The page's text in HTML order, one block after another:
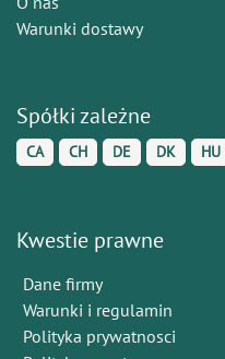
Warunki dostawy
Spółki zależne
CA CH DE DK HU
Kwestie prawne
Dane firmy
Warunki i regulamin
Polityka prywatnosci